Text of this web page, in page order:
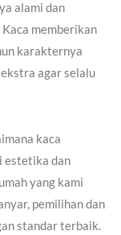
alami dan
memberikan
karakternya
agar selalu
kaca
estetika dan
yang kami
pemilihan dan
standar terbaik.